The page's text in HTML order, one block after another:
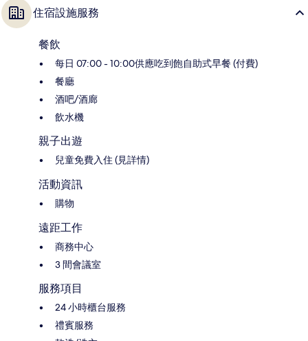
住宿設施服務
餐飲
每日 07:00 - 10:00供應吃到飽自助式早餐 (付費)
餐廳
酒吧/酒廊
飲水機
親子出遊
兒童免費入住 (見詳情)
活動資訊
購物
遠距工作
商務中心
3 間會議室
服務項目
24 小時櫃台服務
禮賓服務